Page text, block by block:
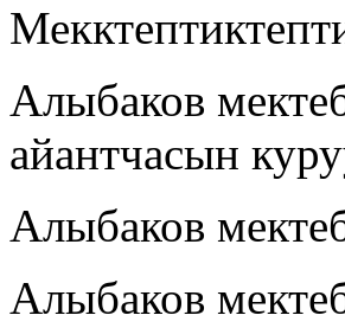
Алыбаков
айантчасын
Алыбаков
Алыбаков